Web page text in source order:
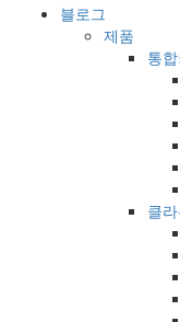
블로그
제품
통
클